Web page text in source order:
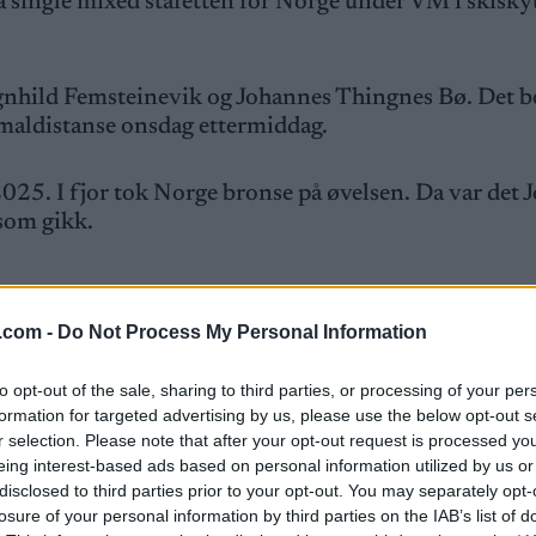
- Do Not Process My Personal Information
opt-out of the sale, sharing to third parties, or processing of your
for targeted advertising by us, please use the below opt-out
selection. Please note that after your opt-out request is processed
interest-based ads based on personal information utilized by us
to third parties prior to your opt-out. You may separately
of your personal information by third parties on the IAB’s list of
Femsteinevik og Johannes Thingnes Bø. Det
onsdag ettermiddag.
I fjor tok Norge bronse på øvelsen. Da var det
gikk.
normaldistanse på tirsdag. Med to bom ble hun
ble beste norske. Ifølge Botnan sto det mellom de
nå. Ingrid var ikke aktuell. Maren må få ett år til